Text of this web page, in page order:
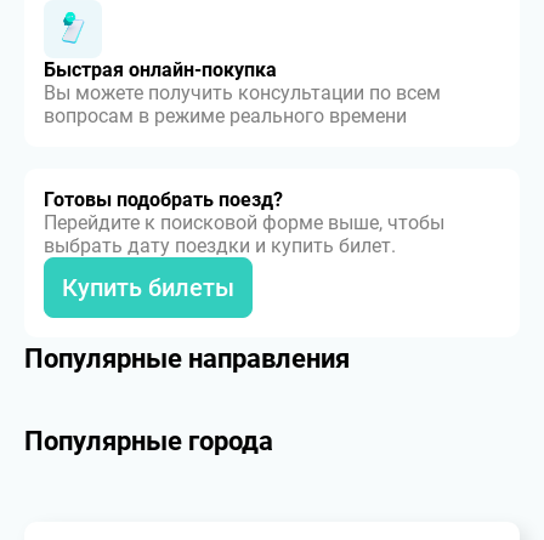
Быстрая онлайн-покупка
Вы можете получить консультации по всем
вопросам в режиме реального времени
Готовы подобрать поезд?
Перейдите к поисковой форме выше, чтобы
выбрать дату поездки и купить билет.
Купить билеты
Популярные направления
Популярные города